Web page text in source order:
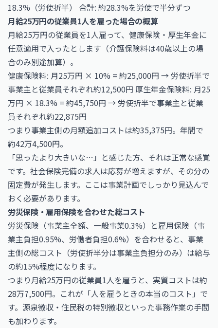
18.3%（労使折半） 合計: 約28.3%を労使で半分ずつ
月給25万円の従業員1人を雇った場合の概算
月給25万円の従業員を1人雇って、健康保険・厚生年金に
任意適用で入ったとします（介護保険料は40歳以上の場
合のみ別途加算）。
健康保険料: 月25万円 × 10% = 約25,000円 → 労使折半で
事業主と従業員それぞれ約12,500円 厚生年金保険料: 月25
万円 × 18.3% = 約45,750円 → 労使折半で事業主と従業
員それぞれ約22,875円
つまり事業主側の月額追加コストは約35,375円。年間で
約42万4,500円。
「思ったより大きいな…」と感じた方、それは正常な感覚
です。社会保険完備の求人は応募が増えますが、その分の
固定費が発生します。ここは事業計画でしっかり見込んで
おく必要があります。
労災保険・雇用保険を合わせた総コスト
労災保険（事業主全額、一般事業0.3%）と雇用保険（事
業主負担0.95%、労働者負担0.6%）を合わせると、事業
主側の総コスト（労使折半分は事業主負担分のみ）は給与
の約15%程度になります。
つまり月給25万円の従業員1人を雇うと、実質コストは約
28万7,500円。これが「人を雇うときの本当のコスト」で
す。源泉徴収・住民税の特別徴収といった事務作業の手間
も加わります。